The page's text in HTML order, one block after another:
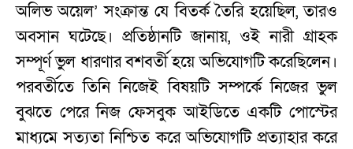
অলিভ অয়েল’ সংক্রান্ত যে বিতর্ক তৈরি হয়েছিল, তারও
অবসান ঘটেছে। প্রতিষ্ঠানটি জানায়, ওই নারী গ্রাহক
সম্পূর্ণ ভুল ধারণার বশবর্তী হয়ে অভিযোগটি করেছিলেন।
পরবর্তীতে তিনি নিজেই বিষয়টি সম্পর্কে নিজের ভুল
বুঝতে পেরে নিজ ফেসবুক আইডিতে একটি পোস্টের
মাধ্যমে সত্যতা নিশ্চিত করে অভিযোগটি প্রত্যাহার করে